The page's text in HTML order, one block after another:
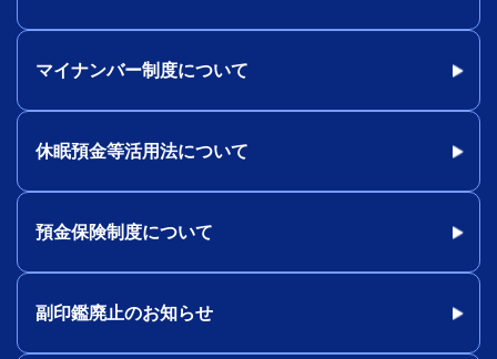
マイナンバー制度について
休眠預金等活用法について
預金保険制度について
副印鑑廃止のお知らせ